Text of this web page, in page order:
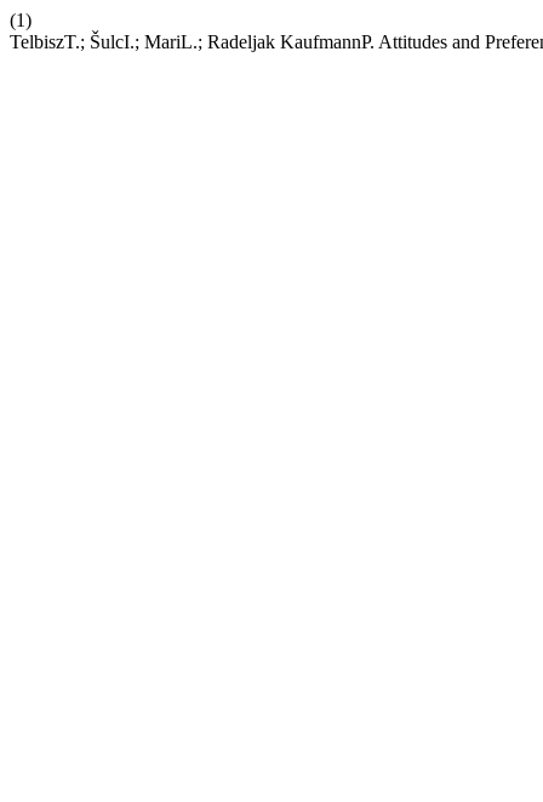
(1)
TelbiszT.; ŠulcI.; MariL.; Radeljak KaufmannP. Attitudes and